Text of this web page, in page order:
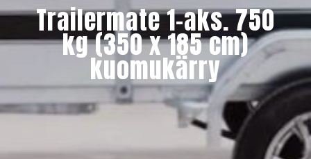
Trailermate 1-aks. 750
kg (350 x 185 cm)
kuomukärry